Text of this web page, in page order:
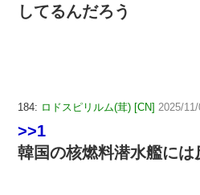
してるんだろう
184: ロドスピリルム(茸) [CN] 2025/
>>1
韓国の核燃料潜水艦には